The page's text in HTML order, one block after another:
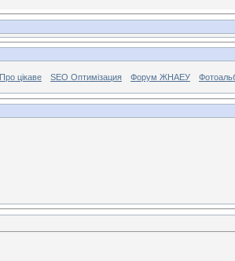
Про цікаве SEO Оптимізация Форум ЖНАЕУ